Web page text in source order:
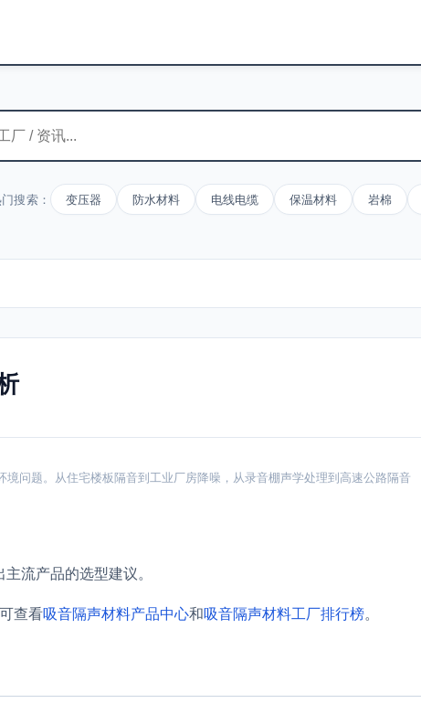
搜索： 变压器 防水材料 电线电缆 保温材料 岩棉
问题。从住宅楼板隔音到工业厂房降噪，从录音棚声学处理到高速公路隔音
流产品的选型建议。
查看吸音隔声材料产品中心和吸音隔声材料工厂排行榜。